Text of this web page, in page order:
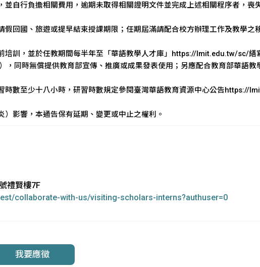
並自行負擔相關費用，逾期未取得相關證明文件並完成上述相關程序者，喪
假回國、旅遊或提早結束授課期限；任期屆滿請配合校方辦理工作及教學之
培訓，並於任教期間每半年至「華語教學人才庫」https://lmit.edu.tw/sc/繕
，同時無償提供教育部宣傳、推廣或成果發表使用；另應配合教育部華語教
時數至少十八小時，研習時數規定參閱臺灣華語教育資源中心公告https://
影響，本通告保有延期、變更或中止之權利。
禮賢樓7F
collaborate-with-us/visiting-scholars-interns?authuser=0
我要應徵